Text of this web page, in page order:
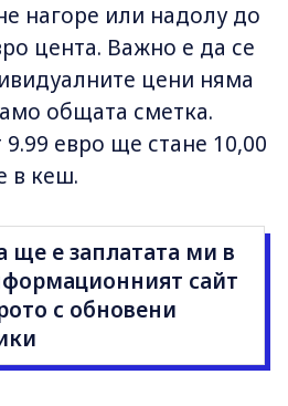
нагоре или надолу до
цента. Важно е да се
цени няма
общата сметка.
евро ще стане 10,00
в кеш.
ще е заплатата ми в
сайт
с обновени